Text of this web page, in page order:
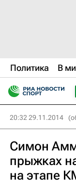
Политика В
20:32 29.11.2014
Симон
прыжках
на этапе